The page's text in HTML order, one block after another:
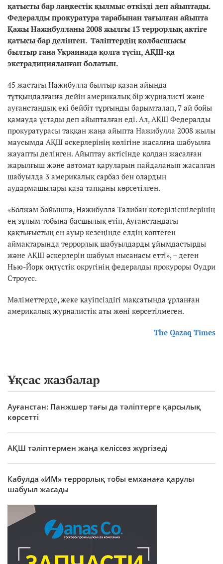
қатысты бар лаңкестік қылмыс өткізді деп айыптады.
Федералды прокуратура тарабынан тағылған айыпта
Қажы Нажибулланы 2008 жылғы 13 террорлық актіге
қатысы бар делінген. Тәліптердің қолбасшысы
былтыр ғана Украинада қолға түсіп, АҚШ-қа
экстрадицияланған болатын.
45 жастағы Нажибулла былтыр қазан айында
тұтқындалғанға дейін америкалық бір журналисті және
ауғанстандық екі бейбіт тұрғынды барымталап, 7 ай бойы
қамауда ұстады деп айыпталған еді. Ал, АҚШ Федералды
прокуратурасы таққан жаңа айыпта Нажибулла 2008 жылы
маусымда АҚШ әскерлерінің көлігіне жасалғна шабуылға
жауапты делінген. Айыптау актісінде қолдан жасалған
жарылғыш және автомат қаруларын пайдаланып жасалған
шабуылда 3 америкалық сарбаз бен олардың
аудармашылары қаза тапқаны көрсетілген.
«Болжам бойынша, Нажибулла Талибан көтерілісшілерінің
ең зұлым тобына басшылық етіп, Ауғанстандағы
қақтығыстың ең ауыр кезеңінде елдің көптеген
аймақтарында террорлық шабуылдарды ұйымдастырды
және АҚШ әскерлерін шабуыл нысанасы етті», – деген
Нью-Йорк оңтүстік округінің федералды прокуроры Оудри
Строусс.
Мәліметтерде, жеке қауіпсіздігі мақсатында ұрланған
америкалық журналистік аты жөні көрсетілмеген.
The Qazaq Times
Ұқсас жазбалар
Ауғанстан: Панжшер тағы да тәліптерге қарсылық
көрсетті
АҚШ тәліптермен жаңа келіссөз жүргізеді
Кабулда «ИМ» террорлық тобы емханаға қарулы
шабуыл жасады